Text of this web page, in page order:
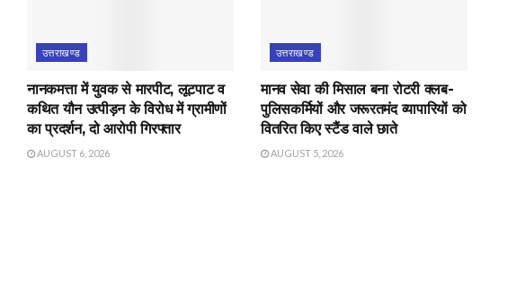
उत्तराखण्ड
नानकमत्ता में युवक से मारपीट, लूटपाट व
कथित यौन उत्पीड़न के विरोध में ग्रामीणों
का प्रदर्शन, दो आरोपी गिरफ्तार
AUGUST 6, 2026
उत्तराखण्ड
मानव सेवा की मिसाल बना रोटरी क्लब-
पुलिसकर्मियों और जरूरतमंद व्यापारियों को
वितरित किए स्टैंड वाले छाते
AUGUST 5, 2026